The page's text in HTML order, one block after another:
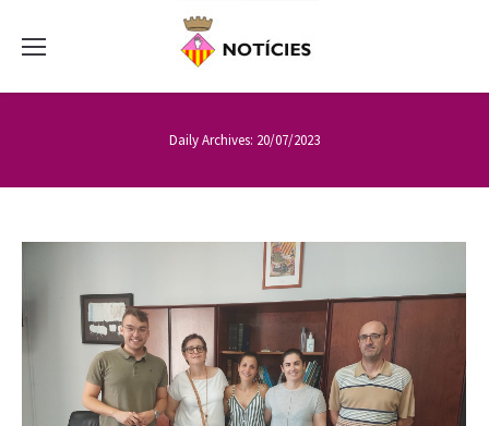
Daily Archives: 20/07/2023